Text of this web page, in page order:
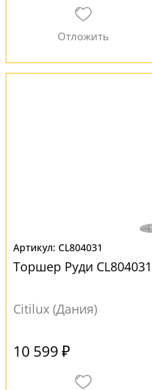
CL804031
Торшер Руди
Citilux (Дания)
10 599 ₽